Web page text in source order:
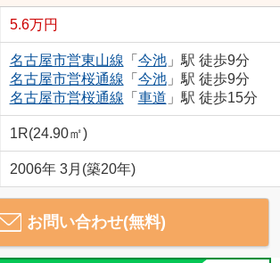
5.6万円
名古屋市営東山線 「 今池」駅 徒歩9分
名古屋市営桜通線 「 今池」駅 徒歩9分
名古屋市営桜通線 「 車道 」駅 徒歩15分
1R(24.90㎡)
2006年 3月(築20年)
お問い合わせ(無料)